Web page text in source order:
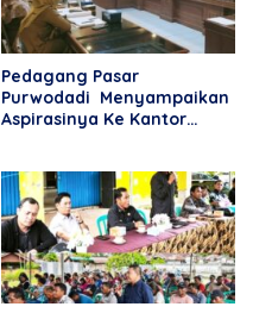
Pedagang Pasar
Purwodadi Menyampaikan
Aspirasinya Ke Kantor